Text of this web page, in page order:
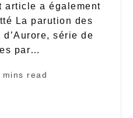
article a également
La parution des
série de
par…
mins read